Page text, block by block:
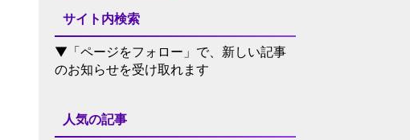
サイト内検索
▼「ページをフォロー」で、新しい記事
のお知らせを受け取れます
人気の記事